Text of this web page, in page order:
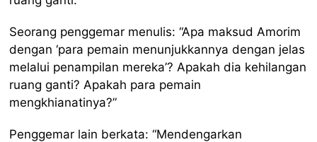
Seorang penggemar menulis: “Apa maksud Amorim
dengan ‘para pemain menunjukkannya dengan jelas
melalui penampilan mereka’? Apakah dia kehilangan
ruang ganti? Apakah para pemain
mengkhianatinya?”
Penggemar lain berkata: “Mendengarkan